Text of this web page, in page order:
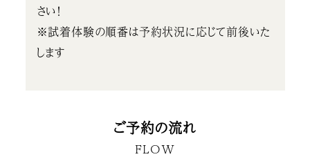
さい！
※試着体験の順番は予約状況に応じて前後いた
します
ご予約の流れ
FLOW